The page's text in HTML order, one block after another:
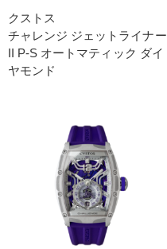
クストス
チャレンジ ジェットライナー
II P-S オートマティック ダイ
ヤモンド